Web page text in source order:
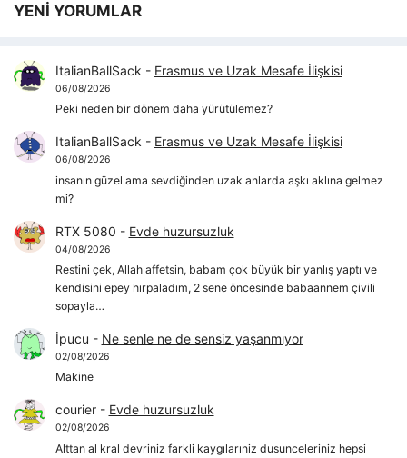
YENİ YORUMLAR
ItalianBallSack - Erasmus ve Uzak Mesafe İlişkisi
06/08/2026
Peki neden bir dönem daha yürütülemez?
ItalianBallSack - Erasmus ve Uzak Mesafe İlişkisi
06/08/2026
insanın güzel ama sevdiğinden uzak anlarda aşkı aklına gelmez
mi?
RTX 5080 - Evde huzursuzluk
04/08/2026
Restini çek, Allah affetsin, babam çok büyük bir yanlış yaptı ve
kendisini epey hırpaladım, 2 sene öncesinde babaannem çivili
sopayla…
İpucu - Ne senle ne de sensiz yaşanmıyor
02/08/2026
Makine
courier- Evde huzursuzluk
02/08/2026
Alttan al kral devriniz farkli kaygılarıniz dusunceleriniz hepsi